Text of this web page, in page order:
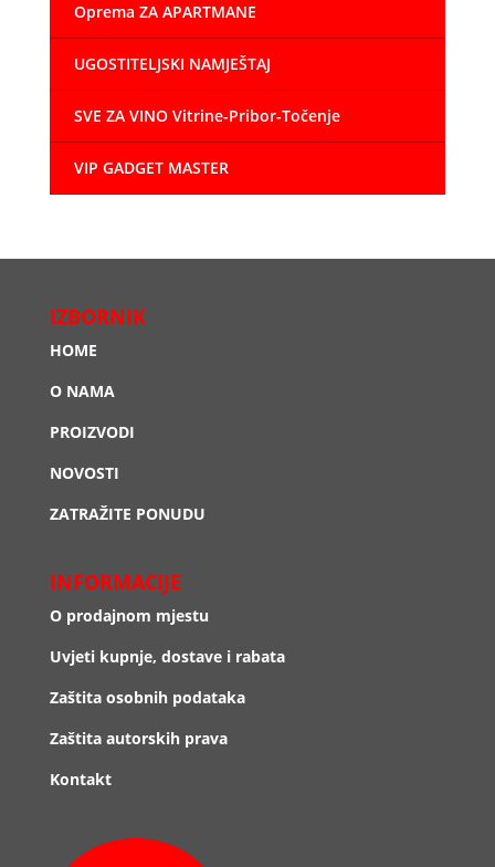
Oprema ZA APARTMANE
UGOSTITELJSKI NAMJEŠTAJ
SVE ZA VINO Vitrine-Pribor-Točenje
VIP GADGET MASTER
IZBORNIK
HOME
O NAMA
PROIZVODI
NOVOSTI
ZATRAŽITE PONUDU
INFORMACIJE
O prodajnom mjestu
Uvjeti kupnje, dostave i rabata
Zaštita osobnih podataka
Zaštita autorskih prava
Kontakt